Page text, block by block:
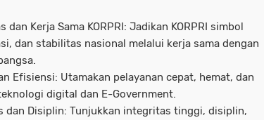
dan Kerja Sama KORPRI: Jadikan KORPRI simbol
dan stabilitas nasional melalui kerja sama dengan
Efisiensi: Utamakan pelayanan cepat, hemat, dan
digital dan E-Government.
dan Disiplin: Tunjukkan integritas tinggi, disiplin,